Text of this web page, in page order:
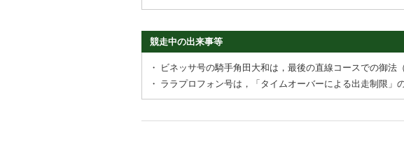
競走中の出来事等
・
ビネッサ号の騎手角田大和は，最後の直線コースでの御法
・ ララプロフォン号は，「タイムオーバーによる出走制限」